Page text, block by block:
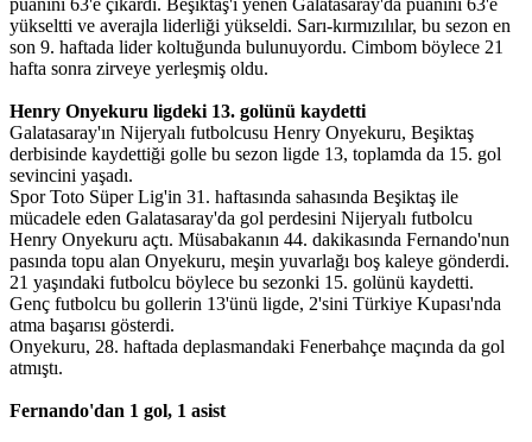
puanını 63'e çıkardı. Beşiktaş'ı yenen Galatasaray'da puanını 63'e
yükseltti ve averajla liderliği yükseldi. Sarı-kırmızılılar, bu sezon en
son 9. haftada lider koltuğunda bulunuyordu. Cimbom böylece 21
hafta sonra zirveye yerleşmiş oldu.
Henry Onyekuru ligdeki 13. golünü kaydetti
Galatasaray'ın Nijeryalı futbolcusu Henry Onyekuru, Beşiktaş
derbisinde kaydettiği golle bu sezon ligde 13, toplamda da 15. gol
sevincini yaşadı.
Spor Toto Süper Lig'in 31. haftasında sahasında Beşiktaş ile
mücadele eden Galatasaray'da gol perdesini Nijeryalı futbolcu
Henry Onyekuru açtı. Müsabakanın 44. dakikasında Fernando'nun
pasında topu alan Onyekuru, meşin yuvarlağı boş kaleye gönderdi.
21 yaşındaki futbolcu böylece bu sezonki 15. golünü kaydetti.
Genç futbolcu bu gollerin 13'ünü ligde, 2'sini Türkiye Kupası'nda
atma başarısı gösterdi.
Onyekuru, 28. haftada deplasmandaki Fenerbahçe maçında da gol
atmıştı.
Fernando'dan 1 gol, 1 asist